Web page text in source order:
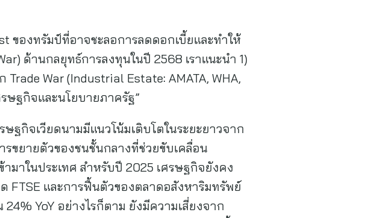
ของทรัมป์ที่อาจชะลอการลดดอกเบี้ยและทำให้
ด้านกลยุทธ์การลงทุนในปี 2568 เราแนะนำ 1)
War (Industrial Estate: AMATA, WHA,
ษฐกิจและนโยบายภาครัฐ”
ฐกิจเวียดนามมีแนวโน้มเติบโตในระยะยาวจาก
รขยายตัวของชนชั้นกลางที่ช่วยขับเคลื่อน
มาในประเทศ สำหรับปี 2025 เศรษฐกิจยังคง
FTSE และการฟื้นตัวของตลาดอสังหาริมทรัพย์
24% YoY อย่างไรก็ตาม ยังมีความเสี่ยงจาก